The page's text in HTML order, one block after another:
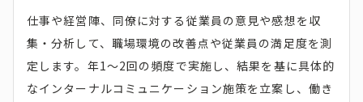
仕事や経営陣、同僚に対する従業員の意見や感想を収
集・分析して、職場環境の改善点や従業員の満足度を測
定します。年1〜2回の頻度で実施し、結果を基に具体的
なインターナルコミュニケーション施策を立案し、働き